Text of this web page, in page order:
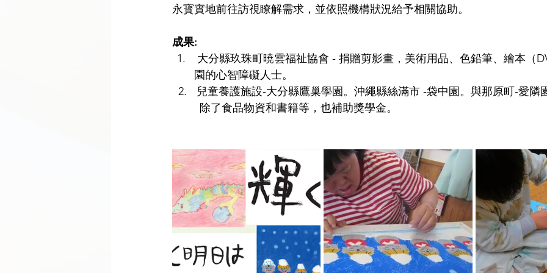
永寳實地前往訪視瞭解需求，並依照機構狀況給予相關協助。
成果:
園的心智障礙人士。
2.	兒童養護施設-大分縣鷹巢學園。沖繩縣絲滿市 -袋中園。與那原町-愛隣
         除了食品物資和書籍等，也補助獎學金。